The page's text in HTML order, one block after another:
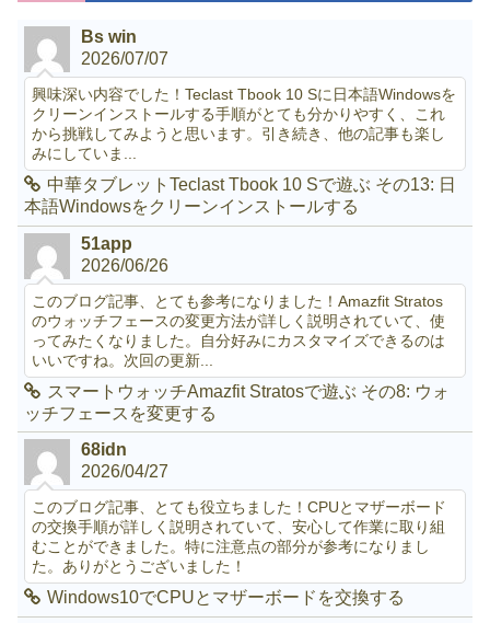
Bs win
2026/07/07
興味深い内容でした！Teclast Tbook 10 Sに日本語Windowsを
クリーンインストールする手順がとても分かりやすく、これ
から挑戦してみようと思います。引き続き、他の記事も楽し
みにしていま...
中華タブレットTeclast Tbook 10 Sで遊ぶ その13: 日
本語Windowsをクリーンインストールする
51app
2026/06/26
このブログ記事、とても参考になりました！Amazfit Stratos
のウォッチフェースの変更方法が詳しく説明されていて、使
ってみたくなりました。自分好みにカスタマイズできるのは
いいですね。次回の更新...
スマートウォッチAmazfit Stratosで遊ぶ その8: ウォ
ッチフェースを変更する
68idn
2026/04/27
このブログ記事、とても役立ちました！CPUとマザーボード
の交換手順が詳しく説明されていて、安心して作業に取り組
むことができました。特に注意点の部分が参考になりまし
た。ありがとうございました！
Windows10でCPUとマザーボードを交換する